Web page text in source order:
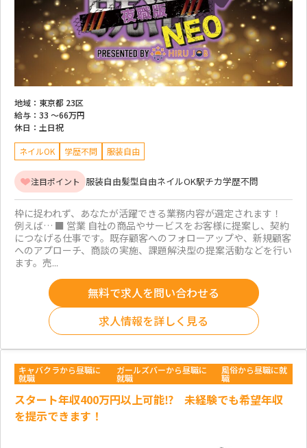
地域： 東京都 23区
給与： 33 ～66万円
休日： 土日祝
ネイルOK 学歴不問 服装自由
注目ポイント 服装自由髪型自由ネイルOK駅チカ学歴不問
枠に捉われず、あなたが活躍できる業務内容が選定されます！
例えば… ■ 営業 自社の商品やサービスをお客様に提案し、契約
につなげる仕事です。既存顧客へのフォローアップや、新規顧客
へのアプローチ、商談の実施、課題解決型の提案活動などを行い
ます。売...
無料で求人を問い合わせる
求人情報を詳しく見る
キャバクラから昼職に
就職
ガールズバーから昼職に
就職
風俗から昼職に就
職
スタート年収400万円以上可能⁉ 未経験でも希望年収
を提示できます！